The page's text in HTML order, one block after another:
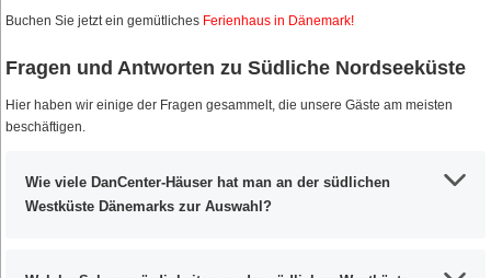
Buchen Sie jetzt ein gemütliches Ferienhaus in Dänemark!
Fragen und Antworten zu Südliche Nordseeküste
Hier haben wir einige der Fragen gesammelt, die unsere Gäste am meisten
beschäftigen.
Wie viele DanCenter-Häuser hat man an der südlichen
Westküste Dänemarks zur Auswahl?